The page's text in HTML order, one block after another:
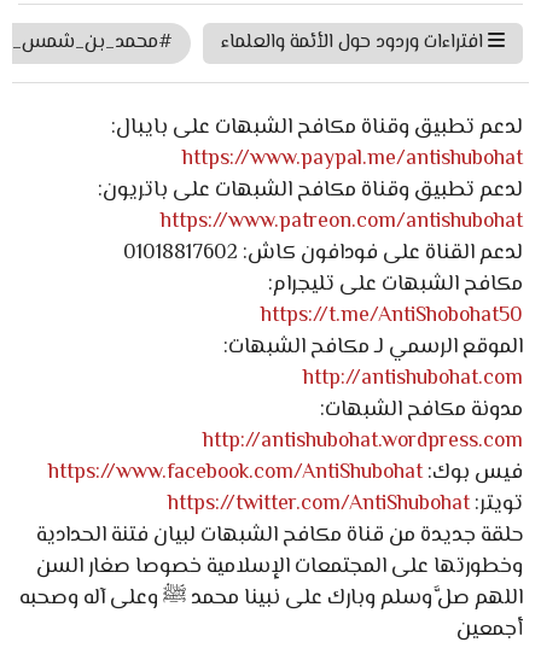
افتراءات وردود حول الأئمة والعلماء
لدعم تطبيق وقناة مكافح الشبهات على بايبال:
https://www.paypal.me/antishubohat
لدعم تطبيق وقناة مكافح الشبهات على باتريون:
https://www.patreon.com/antishubohat
لدعم القناة على فودافون كاش: 01018817602
مكافح الشبهات على تليجرام:
https://t.me/AntiShobohat50
الموقع الرسمي لـ مكافح الشبهات:
http://antishubohat.com
مدونة مكافح الشبهات:
http://antishubohat.wordpress.com
فيس بوك:https://www.facebook.com/AntiShubohat
تويتر:https://twitter.com/AntiShubohat
حلقة جديدة من قناة مكافح الشبهات لبيان فتنة الحدادية
وخطورتها على المجتمعات الإسلامية خصوصا صغار السن
اللهم صلَّ وسلم وبارك على نبينا محمد ﷺ وعلى آله وصحبه
أجمعين